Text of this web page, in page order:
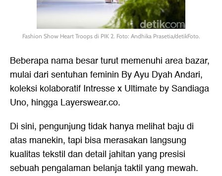
Fashion Show Heart Troops di PIK 2. Foto: Andhika Prasetia/detikFoto.
Beberapa nama besar turut memenuhi area bazar,
mulai dari sentuhan feminin By Ayu Dyah Andari,
koleksi kolaboratif Intresse x Ultimate by Sandiaga
Uno, hingga Layerswear.co.
Di sini, pengunjung tidak hanya melihat baju di
atas manekin, tapi bisa merasakan langsung
kualitas tekstil dan detail jahitan yang presisi
sebuah pengalaman belanja taktil yang mewah.